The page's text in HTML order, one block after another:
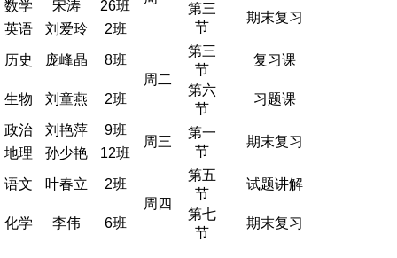
数学
宋涛 26班
第三
节
期末复习
英语 刘爱玲 2班
历史 庞峰晶
8班
周二
第三
节
复习课
生物 刘童燕 2班
第六
节
习题课
政治 刘艳萍 9班
周三
第一
节
期末复习
地理 孙少艳 12班
语文 叶春立
2班
周四
第五
节
试题讲解
化学 李伟 6班
第七
节
期末复习
 信息公开
 教学教研
 最新公告
 校园新闻
 科学技术实验校